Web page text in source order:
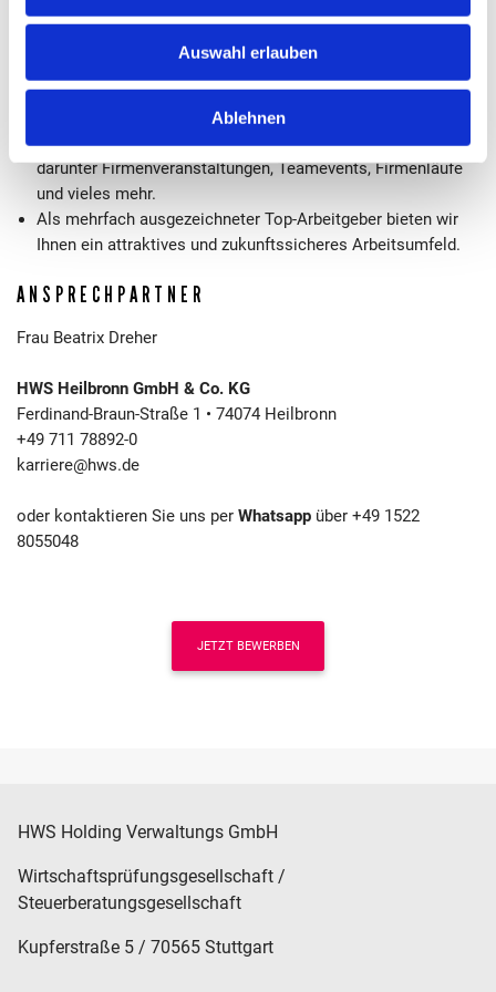
Auswahl erlauben
Ablehnen
Weiterbildungsangebote.
ergonomischen Arbeitsplätzen und einem breiten
betrieblichen Gesundheitsmanagement.
Zusätzlich bieten wir vielfältige außerberufliche Aktivitäten,
darunter Firmenveranstaltungen, Teamevents, Firmenläufe
und vieles mehr.
Als mehrfach ausgezeichneter Top-Arbeitgeber bieten wir
Ihnen ein attraktives und zukunftssicheres Arbeitsumfeld.
ANSPRECHPARTNER
Frau Beatrix Dreher
HWS Heilbronn GmbH & Co. KG
Ferdinand-Braun-Straße 1 • 74074 Heilbronn
+49 711 78892-0
karriere@hws.de
oder kontaktieren Sie uns per Whatsapp über +49 1522
8055048
JETZT BEWERBEN
HWS Holding Verwaltungs GmbH
Wirtschaftsprüfungsgesellschaft /
Steuerberatungsgesellschaft
Kupferstraße 5 / 70565 Stuttgart